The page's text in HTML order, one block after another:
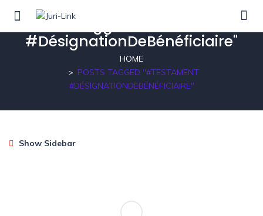
Posts tagged"#Testament
#DésignationDeBénéficiaire"
HOME
POSTS TAGGED "#TESTAMENT
#DÉSIGNATIONDEBÉNÉFICIAIRE"
Show Sidebar